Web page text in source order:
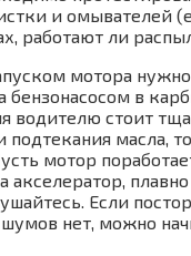
и омывателей
работают ли
мотора
бензонасосом в
водителю стоит
подтекания масла,
мотор
акселератор,
Если
нет, можно